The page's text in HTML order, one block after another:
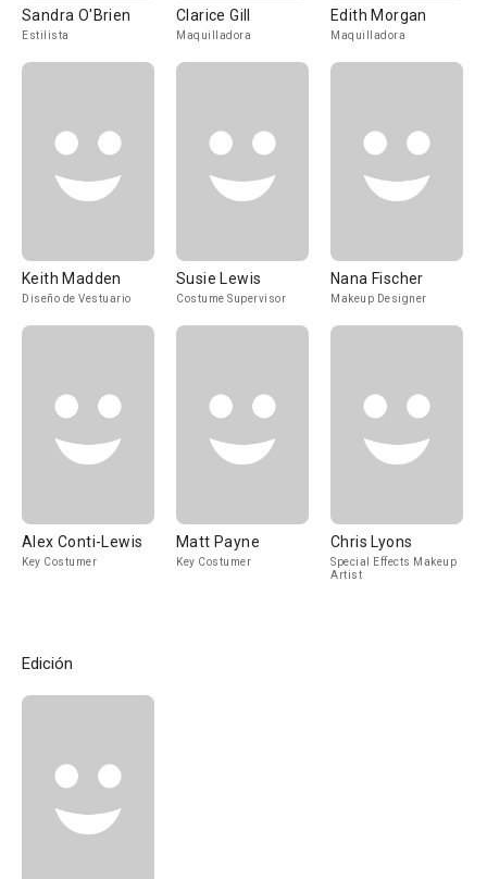
Sandra O'Brien
Estilista
Clarice Gill
Maquilladora
Edith Morgan
Maquilladora
Keith Madden
Diseño de Vestuario
Susie Lewis
Costume Supervisor
Nana Fischer
Makeup Designer
Alex Conti-Lewis
Key Costumer
Matt Payne
Key Costumer
Chris Lyons
Special Effects Makeup
Artist
Edición